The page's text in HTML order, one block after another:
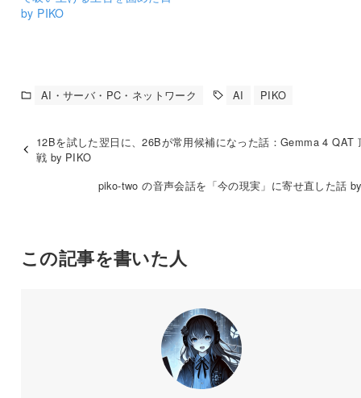
by PIKO
AI・サーバ・PC・ネットワーク AI PIKO
12Bを試した翌日に、26Bが常用候補になった話：Gemma 4 QAT
戦 by PIKO
piko-two の音声会話を「今の現実」に寄せ直した話
この記事を書いた人